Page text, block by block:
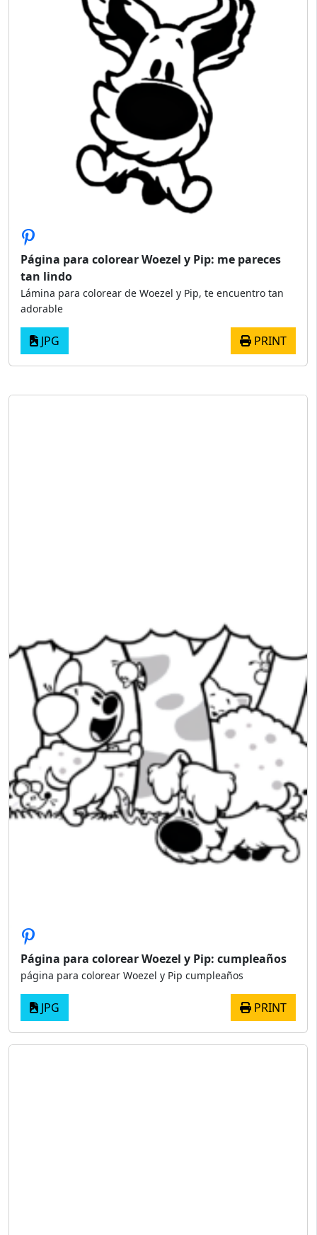
Página para colorear Woezel y Pip: me pareces
tan lindo
Lámina para colorear de Woezel y Pip, te encuentro tan
adorable
JPG PRINT
Página para colorear Woezel y Pip: cumpleaños
página para colorear Woezel y Pip cumpleaños
JPG PRINT